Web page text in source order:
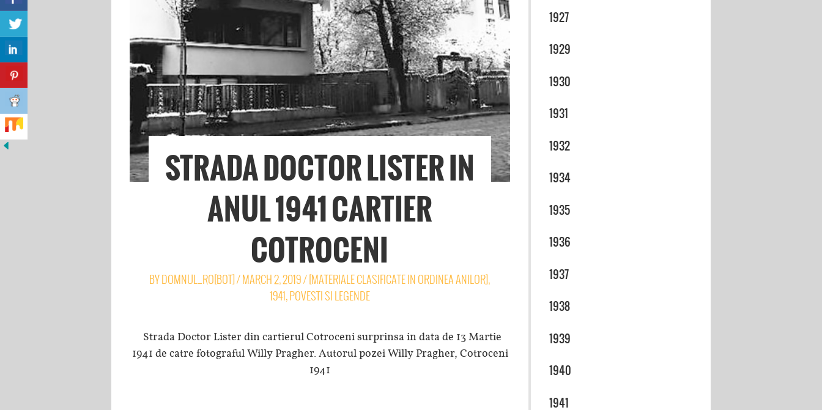
STRADA DOCTOR LISTER IN
ANUL 1941 CARTIER
COTROCENI
BYDOMNUL_RO[BOT]/MARCH 2, 2019/[MATERIALE CLASIFICATE IN ORDINEA ANILOR],
1941,POVESTI SI LEGENDE
Strada Doctor Lister din cartierul Cotroceni surprinsa in data de 13 Martie
1941 de catre fotograful Willy Pragher. Autorul pozei Willy Pragher, Cotroceni
1941
1927
1929
1930
1931
1932
1934
1935
1936
1937
1938
1939
1940
1941